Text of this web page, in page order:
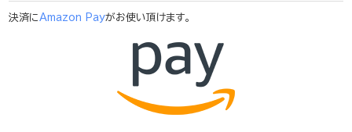
決済にAmazon Payがお使い頂けます。